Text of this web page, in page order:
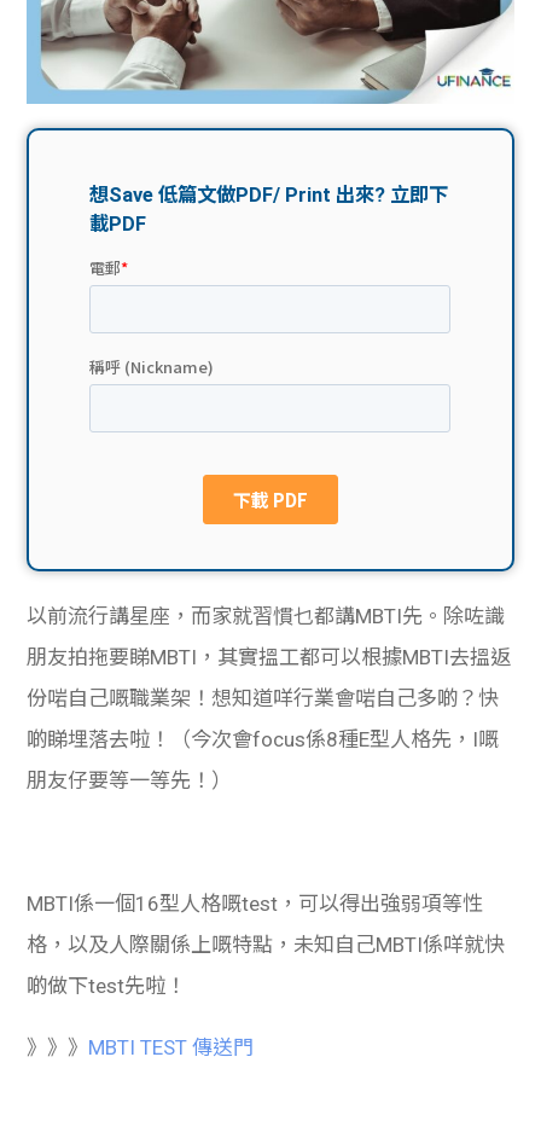
大學
生學
貸款
網上
私人
貸款
計數
Gui
de
ge
校園
Gui
理財
Gui
貸款
101
校園
贊助
以前流行講星座，而家就習慣乜都講MBTI先。除咗識
朋友拍拖要睇MBTI，其實搵工都可以根據MBTI去搵返
份啱自己嘅職業架！想知道咩行業會啱自己多啲？快
啲睇埋落去啦！（今次會focus係8種E型人格先，I嘅
朋友仔要等一等先！）
MBTI係一個16型人格嘅test，可以得出強弱項等性
格，以及人際關係上嘅特點，未知自己MBTI係咩就快
啲做下test先啦！
》》》 MBTI TEST 傳送門